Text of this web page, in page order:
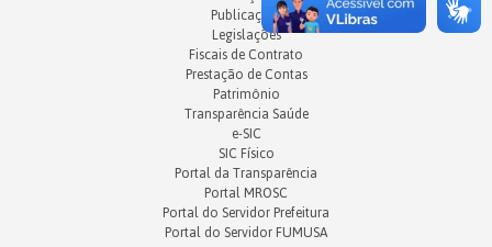
Publicações
Legislações
Fiscais de Contrato
Prestação de Contas
Patrimônio
Transparência Saúde
e-SIC
SIC Físico
Portal da Transparência
Portal MROSC
Portal do Servidor Prefeitura
Portal do Servidor FUMUSA